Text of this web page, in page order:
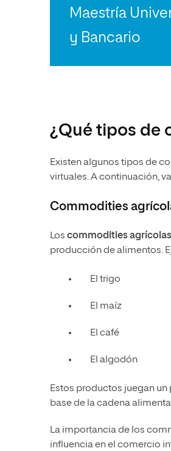
Maestría
y Bancario
¿Qué tipos de
Existen algunos tipos de
virtuales. A continuación,
Commodities
Los commodities agrícolas
producción de alimentos.
El trigo
El maíz
El café
El algodón
Estos productos juegan
base de la cadena
La importancia de los
influencia en el comercio